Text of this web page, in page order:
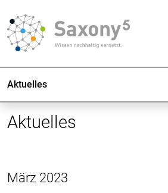
Aktuelles
Aktuelles
März 2023